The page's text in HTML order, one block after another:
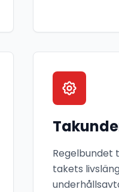
Regelbundet
takets